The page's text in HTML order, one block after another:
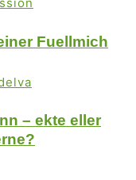
Fuellmich
– ekte eller